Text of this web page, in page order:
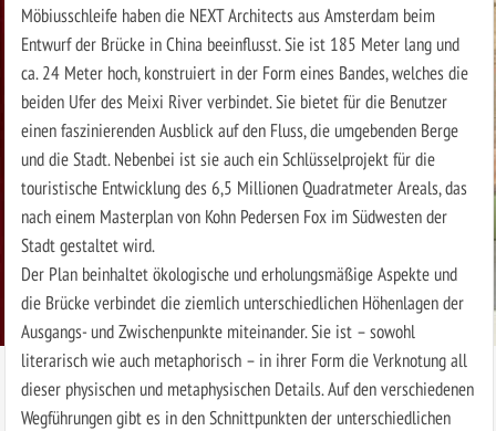
Möbiusschleife haben die NEXT Architects aus Amsterdam beim
Entwurf der Brücke in China beeinflusst. Sie ist 185 Meter lang und
ca. 24 Meter hoch, konstruiert in der Form eines Bandes, welches die
beiden Ufer des Meixi River verbindet. Sie bietet für die Benutzer
einen faszinierenden Ausblick auf den Fluss, die umgebenden Berge
und die Stadt. Nebenbei ist sie auch ein Schlüsselprojekt für die
touristische Entwicklung des 6,5 Millionen Quadratmeter Areals, das
nach einem Masterplan von Kohn Pedersen Fox im Südwesten der
Stadt gestaltet wird.
Der Plan beinhaltet ökologische und erholungsmäßige Aspekte und
die Brücke verbindet die ziemlich unterschiedlichen Höhenlagen der
Ausgangs- und Zwischenpunkte miteinander. Sie ist – sowohl
literarisch wie auch metaphorisch – in ihrer Form die Verknotung all
dieser physischen und metaphysischen Details. Auf den verschiedenen
Wegführungen gibt es in den Schnittpunkten der unterschiedlichen